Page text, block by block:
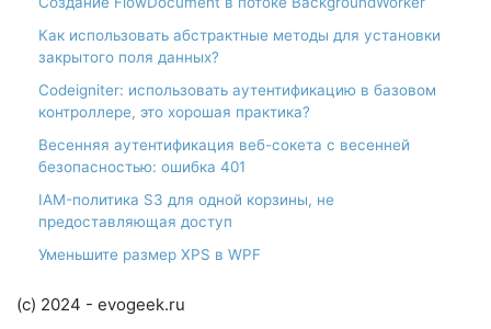
Как использовать абстрактные методы для установки
закрытого поля данных?
Codeigniter: использовать аутентификацию в базовом
контроллере, это хорошая практика?
Весенняя аутентификация веб-сокета с весенней
безопасностью: ошибка 401
IAM-политика S3 для одной корзины, не
предоставляющая доступ
Уменьшите размер XPS в WPF
(c) 2024 - evogeek.ru